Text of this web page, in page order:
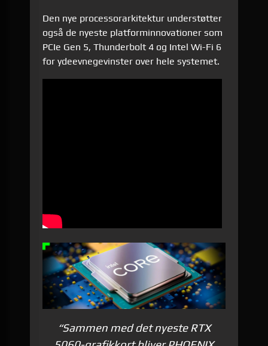
Den nye processor­arkitektur understøtter
også de nyeste platform­innovationer som
PCIe Gen 5, Thunderbolt 4 og Intel Wi-Fi 6
for ydeevne­gevinster over hele systemet.
“Sammen med det nyeste RTX